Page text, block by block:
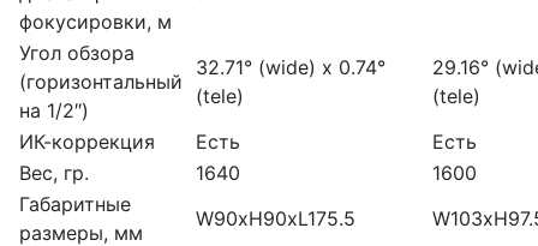
фокусировки, м
Угол обзора
(горизонтальный
на 1/2″)
32.71° (wide) x 0.74°
(tele)
29.16°
(tele)
ИК-коррекция
Есть
Есть
Вес, гр.
1640
1600
Габаритные
размеры, мм
W90xH90xL175.5